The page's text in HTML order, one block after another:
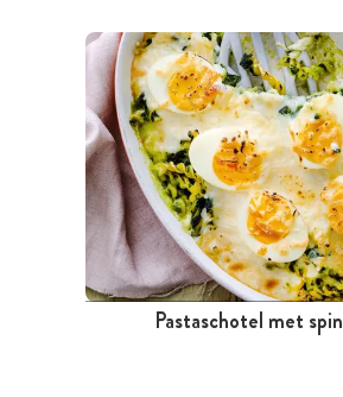
Pastaschotel met